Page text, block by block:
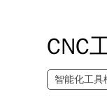
CNC
智能化工具